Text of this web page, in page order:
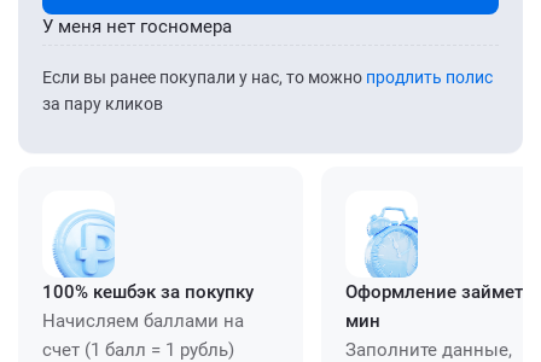
Если вы ранее покупали у нас, то можно продлить полис
за пару кликов
У меня нет госномера
100% кешбэк за покупку
Начисляем баллами на
счет (1 балл = 1 рубль)
Оформление займет
мин
Заполните данные,